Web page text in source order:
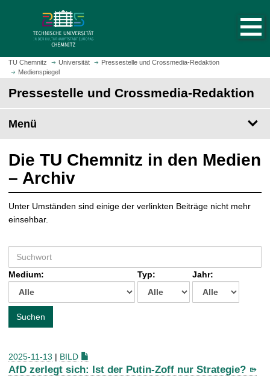
m
H
t
s
i
e
a
u
f
r
u
f
e
TU Chemnitz Universität
Pressestelle und Crossmedia-Redaktion
Medienspiegel
Pressestelle und Crossmedia-Redaktion
Menü
Die TU Chemnitz in den Medien
– Archiv
Unter Umständen sind einige der verlinkten Beiträge nicht mehr
einsehbar.
u
c
e
h
:
Medium: Typ: Jahr:
Suchen
2025-11-13 | BILD
AfD zerlegt sich: Ist der Putin-Zoff nur Strategie?